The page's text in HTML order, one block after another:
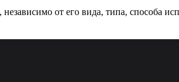
от его вида, типа, способа